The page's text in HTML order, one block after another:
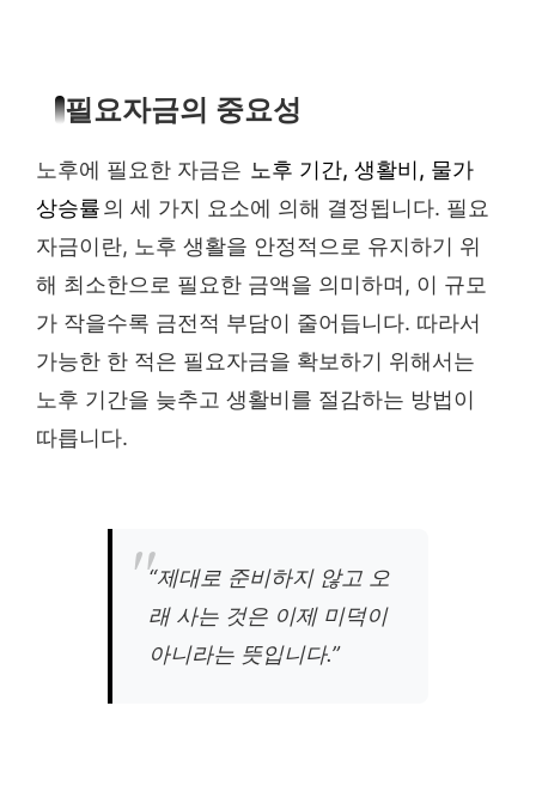
필요자금의 중요성
노후에 필요한 자금은 노후 기간, 생활비, 물가
상승률의 세 가지 요소에 의해 결정됩니다. 필요
자금이란, 노후 생활을 안정적으로 유지하기 위
해 최소한으로 필요한 금액을 의미하며, 이 규모
가 작을수록 금전적 부담이 줄어듭니다. 따라서
가능한 한 적은 필요자금을 확보하기 위해서는
노후 기간을 늦추고 생활비를 절감하는 방법이
따릅니다.
“제대로 준비하지 않고 오
래 사는 것은 이제 미덕이
아니라는 뜻입니다.”